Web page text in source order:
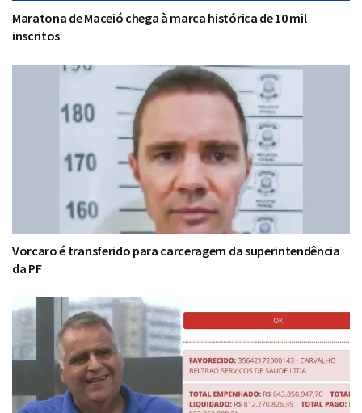
Maratona de Maceió chega à marca histórica de 10 mil
inscritos
Vorcaro é transferido para carceragem da superintendência
da PF